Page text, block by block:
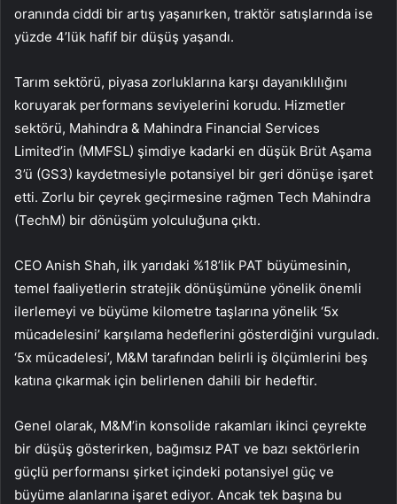
oranında ciddi bir artış yaşanırken, traktör satışlarında ise
yüzde 4’lük hafif bir düşüş yaşandı.
Tarım sektörü, piyasa zorluklarına karşı dayanıklılığını
koruyarak performans seviyelerini korudu. Hizmetler
sektörü, Mahindra & Mahindra Financial Services
Limited’in (MMFSL) şimdiye kadarki en düşük Brüt Aşama
3’ü (GS3) kaydetmesiyle potansiyel bir geri dönüşe işaret
etti. Zorlu bir çeyrek geçirmesine rağmen Tech Mahindra
(TechM) bir dönüşüm yolculuğuna çıktı.
CEO Anish Shah, ilk yarıdaki %18’lik PAT büyümesinin,
temel faaliyetlerin stratejik dönüşümüne yönelik önemli
ilerlemeyi ve büyüme kilometre taşlarına yönelik ‘5x
mücadelesini’ karşılama hedeflerini gösterdiğini vurguladı.
‘5x mücadelesi’, M&M tarafından belirli iş ölçümlerini beş
katına çıkarmak için belirlenen dahili bir hedeftir.
Genel olarak, M&M’in konsolide rakamları ikinci çeyrekte
bir düşüş gösterirken, bağımsız PAT ve bazı sektörlerin
güçlü performansı şirket içindeki potansiyel güç ve
büyüme alanlarına işaret ediyor. Ancak tek başına bu